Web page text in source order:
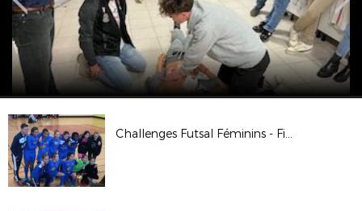
Challenges Futsal Féminins - Finale Départementale